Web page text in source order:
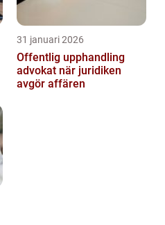
31 januari 2026
Offentlig upphandling
advokat när juridiken
avgör affären